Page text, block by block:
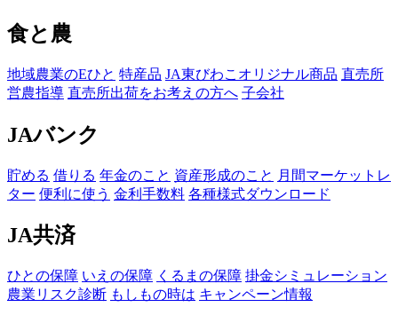
食と農
地域農業のEひと 特産品 JA東びわこオリジナル商品 直売所
営農指導 直売所出荷をお考えの方へ 子会社
JAバンク
貯める 借りる 年金のこと 資産形成のこと 月間マーケットレ
ター 便利に使う 金利手数料 各種様式ダウンロード
JA共済
ひとの保障 いえの保障 くるまの保障 掛金シミュレーション
農業リスク診断 もしもの時は キャンペーン情報